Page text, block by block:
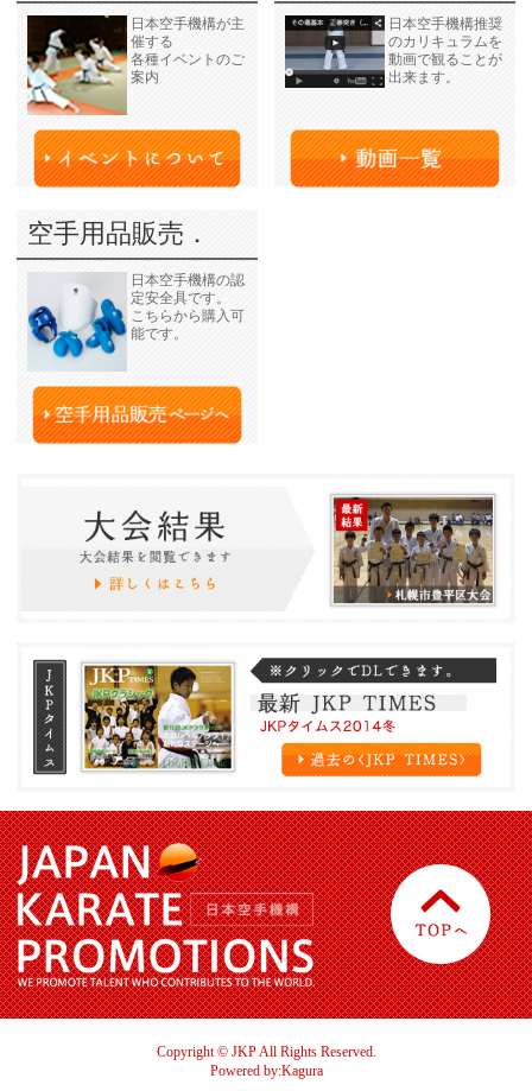
日本空手機構が主
催する
各種イベントのご
案内
日本空手機構推奨
のカリキュラムを
動画で観ることが
出来ます。
空手用品販売．
日本空手機構の認
定安全具です。
こちらから購入可
能です。
Copyright © JKP All Rights Reserved.
Powered by:Kagura